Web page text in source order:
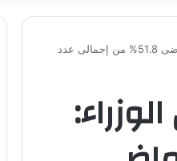
فى تقرير للمركز الإعلامى لمجلس الوزراء: شائعات كورونا على مدار العام الماضى 51.8% من إجمالى عدد